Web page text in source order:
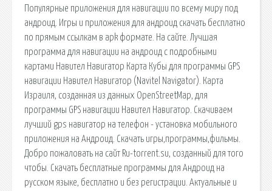
Популярные приложения для навигации по всему миру под
андроид. Игры и приложения для андроид скачать бесплатно
по прямым ссылкам в apk формате. На сайте. Лучшая
программа для навигации на андроид с подробными
картами Навител Навигатор Карта Кубы для программы GPS
навигации Навител Навигатор (Navitel Navigator). Карта
Израиля, созданная из данных OpenStreetMap, для
программы GPS навигации Навител Навигатор. Скачиваем
лучший gps навигатор на телефон - установка мобильного
приложения на Андроид. Скачать игры,программы,фильмы.
Добро пожаловать на сайт Ru-torrent.su, созданный для того
чтобы. Скачать бесплатные программы для Андроид на
русском языке, бесплатно и без регистрации. Актуальные и